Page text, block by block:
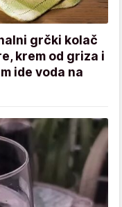
grčki kolač
krem od griza i
ide voda na